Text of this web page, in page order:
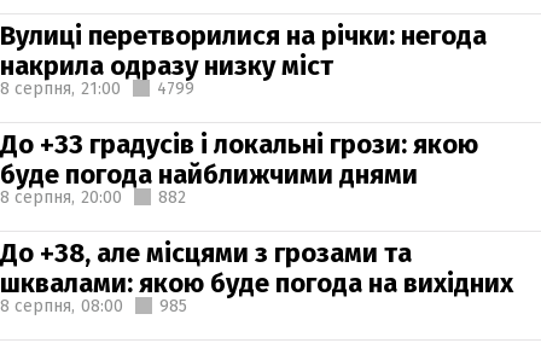
Вулиці перетворилися на річки: негода
накрила одразу низку міст
8 серпня, 21:00 4799
До +33 градусів і локальні грози: якою
буде погода найближчими днями
8 серпня, 20:00 882
До +38, але місцями з грозами та
шквалами: якою буде погода на вихідних
8 серпня, 08:00 985